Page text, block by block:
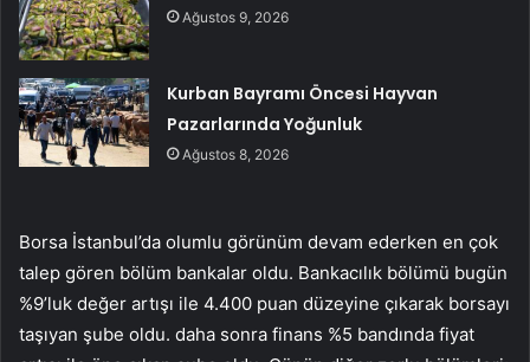
Ağustos 9, 2026
Kurban Bayramı Öncesi Hayvan
Pazarlarında Yoğunluk
Ağustos 8, 2026
Borsa İstanbul’da olumlu görünüm devam ederken en çok
talep gören bölüm bankalar oldu. Bankacılık bölümü bugün
%9’luk değer artışı ile 4.400 puan düzeyine çıkarak borsayı
taşıyan şube oldu. daha sonra finans %5 bandında fiyat